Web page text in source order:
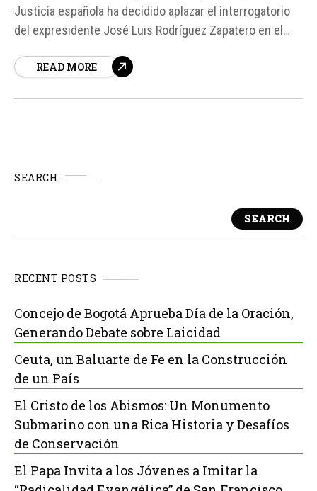
Justicia española ha decidido aplazar el interrogatorio
del expresidente José Luis Rodríguez Zapatero en el
de influencias relacionada con el rescate público de 53
READ MORE
SEARCH
SEARCH
RECENT POSTS
Concejo de Bogotá Aprueba Día de la Oración,
Generando Debate sobre Laicidad
Ceuta, un Baluarte de Fe en la Construcción
de un País
El Cristo de los Abismos: Un Monumento
Submarino con una Rica Historia y Desafíos
de Conservación
El Papa Invita a los Jóvenes a Imitar la